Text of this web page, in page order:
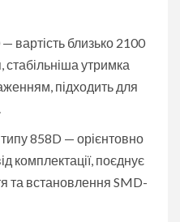
вартість близько 2100
стабільніша утримка
підходить для
858D — орієнтовно
комплектації, поєднує
та встановлення SMD-